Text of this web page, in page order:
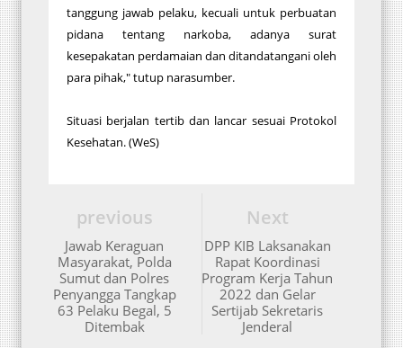
tanggung jawab pelaku, kecuali untuk perbuatan
pidana tentang narkoba, adanya surat
kesepakatan perdamaian dan ditandatangani oleh
para pihak," tutup narasumber.
Situasi berjalan tertib dan lancar sesuai Protokol
Kesehatan. (WeS)
Next
DPP KIB Laksanakan
Rapat Koordinasi
Program Kerja Tahun
2022 dan Gelar
Sertijab Sekretaris
Jenderal
previous
Jawab Keraguan
Masyarakat, Polda
Sumut dan Polres
Penyangga Tangkap
63 Pelaku Begal, 5
Ditembak